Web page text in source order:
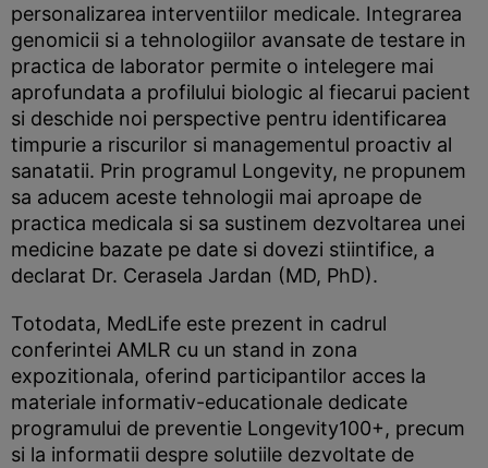
personalizarea interventiilor medicale. Integrarea
genomicii si a tehnologiilor avansate de testare in
practica de laborator permite o intelegere mai
aprofundata a profilului biologic al fiecarui pacient
si deschide noi perspective pentru identificarea
timpurie a riscurilor si managementul proactiv al
sanatatii. Prin programul Longevity, ne propunem
sa aducem aceste tehnologii mai aproape de
practica medicala si sa sustinem dezvoltarea unei
medicine bazate pe date si dovezi stiintifice, a
declarat Dr. Cerasela Jardan (MD, PhD).
Totodata, MedLife este prezent in cadrul
conferintei AMLR cu un stand in zona
expozitionala, oferind participantilor acces la
materiale informativ-educationale dedicate
programului de preventie Longevity100+, precum
si la informatii despre solutiile dezvoltate de